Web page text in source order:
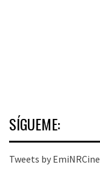
SÍGUEME:
Tweets by EmiNRCine